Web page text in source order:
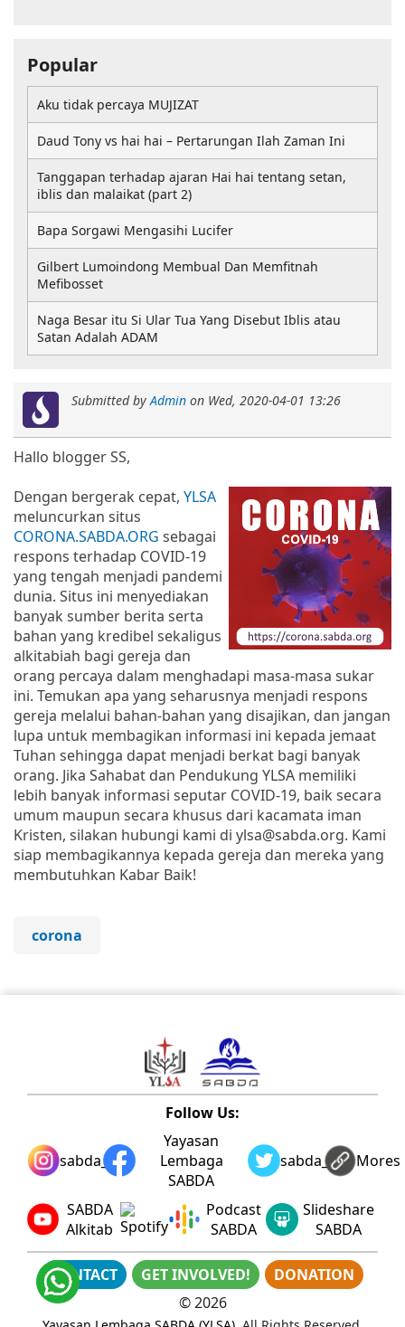
Submitted by Admin on Wed, 2020-04-01 13:26
Hallo blogger SS,
Dengan bergerak cepat, YLSA
meluncurkan situs
CORONA.SABDA.ORG sebagai
respons terhadap COVID-19
yang tengah menjadi pandemi
dunia. Situs ini menyediakan
banyak sumber berita serta
bahan yang kredibel sekaligus
alkitabiah bagi gereja dan
orang percaya dalam menghadapi masa-masa sukar
ini. Temukan apa yang seharusnya menjadi respons
gereja melalui bahan-bahan yang disajikan, dan jangan
lupa untuk membagikan informasi ini kepada jemaat
Tuhan sehingga dapat menjadi berkat bagi banyak
orang. Jika Sahabat dan Pendukung YLSA memiliki
lebih banyak informasi seputar COVID-19, baik secara
umum maupun secara khusus dari kacamata iman
Kristen, silakan hubungi kami di ylsa@sabda.org. Kami
siap membagikannya kepada gereja dan mereka yang
membutuhkan Kabar Baik!
corona
Popular
Aku tidak percaya MUJIZAT
Daud Tony vs hai hai – Pertarungan Ilah Zaman Ini
Tanggapan terhadap ajaran Hai hai tentang setan,
iblis dan malaikat (part 2)
Bapa Sorgawi Mengasihi Lucifer
Gilbert Lumoindong Membual Dan Memfitnah
Mefibosset
Naga Besar itu Si Ular Tua Yang Disebut Iblis atau
Satan Adalah ADAM
Follow Us:
sabda_ylsa
Yayasan
Lembaga
SABDA
sabda_ylsaMores
SABDA
Alkitab
Podcast
SABDA
Slideshare
SABDA
CONTACT GET INVOLVED!
DONATION
©2026